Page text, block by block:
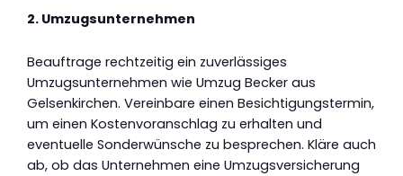
2. Umzugsunternehmen
Beauftrage rechtzeitig ein zuverlässiges
Umzugsunternehmen wie Umzug Becker aus
Gelsenkirchen. Vereinbare einen Besichtigungstermin,
um einen Kostenvoranschlag zu erhalten und
eventuelle Sonderwünsche zu besprechen. Kläre auch
ab, ob das Unternehmen eine Umzugsversicherung